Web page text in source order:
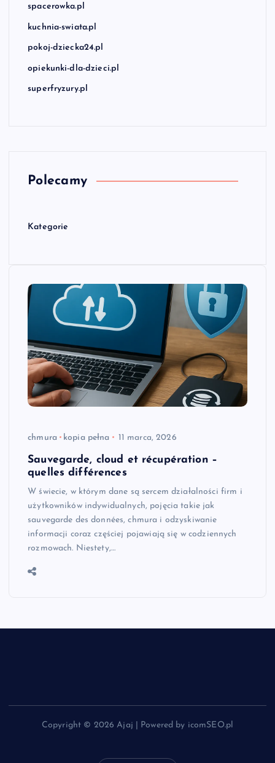
spacerowka.pl
kuchnia-swiata.pl
pokoj-dziecka24.pl
opiekunki-dla-dzieci.pl
superfryzury.pl
Polecamy
Kategorie
chmura kopia pełna 11 marca, 2026
Sauvegarde, cloud et récupération –
quelles différences
W świecie, w którym dane są sercem działalności firm i
użytkowników indywidualnych, pojęcia takie jak
sauvegarde des données, chmura i odzyskiwanie
informacji coraz częściej pojawiają się w codziennych
rozmowach. Niestety,…
Copyright © 2026 Ajaj | Powered by icomSEO.pl